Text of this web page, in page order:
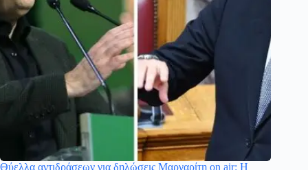
Θύελλα αντιδράσεων για δηλώσεις Μαργαρίτη on air: Η